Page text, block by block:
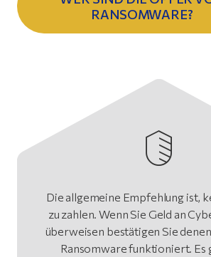
RANSOMWARE?
Die allgemeine Empfehlung ist,
zu zahlen. Wenn Sie Geld an
überweisen bestätigen Sie denen
Ransomware funktioniert. Es